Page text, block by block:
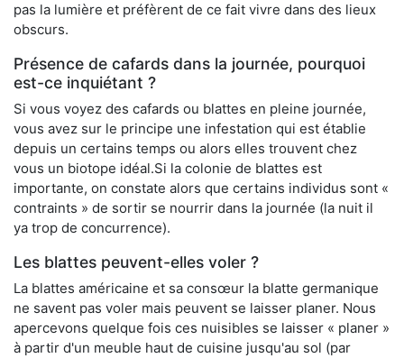
pas la lumière et préfèrent de ce fait vivre dans des lieux
obscurs.
Présence de cafards dans la journée, pourquoi
est-ce inquiétant ?
Si vous voyez des cafards ou blattes en pleine journée,
vous avez sur le principe une infestation qui est établie
depuis un certains temps ou alors elles trouvent chez
vous un biotope idéal.Si la colonie de blattes est
importante, on constate alors que certains individus sont «
contraints » de sortir se nourrir dans la journée (la nuit il
ya trop de concurrence).
Les blattes peuvent-elles voler ?
La blattes américaine et sa consœur la blatte germanique
ne savent pas voler mais peuvent se laisser planer. Nous
apercevons quelque fois ces nuisibles se laisser « planer »
à partir d'un meuble haut de cuisine jusqu'au sol (par